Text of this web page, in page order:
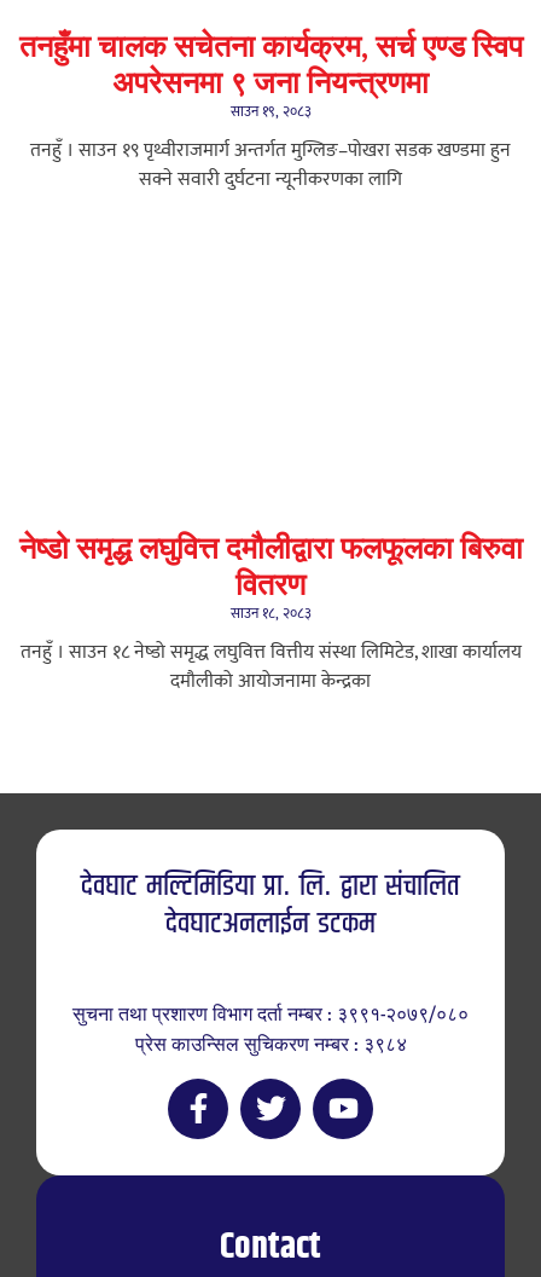
तनहुँमा चालक सचेतना कार्यक्रम, सर्च एण्ड स्विप
अपरेसनमा ९ जना नियन्त्रणमा
साउन १९, २०८३
तनहुँ । साउन १९ पृथ्वीराजमार्ग अन्तर्गत मुग्लिङ–पोखरा सडक खण्डमा हुन
सक्ने सवारी दुर्घटना न्यूनीकरणका लागि
नेष्डो समृद्ध लघुवित्त दमौलीद्वारा फलफूलका बिरुवा
वितरण
साउन १८, २०८३
तनहुँ । साउन १८ नेष्डो समृद्ध लघुवित्त वित्तीय संस्था लिमिटेड, शाखा कार्यालय
दमौलीको आयोजनामा केन्द्रका
देवघाट मल्टिमिडिया प्रा. लि. द्वारा संचालित
देवघाटअनलाईन डटकम
सुचना तथा प्रशारण विभाग दर्ता नम्बर : ३९९१-२०७९/०८०
प्रेस काउन्सिल सुचिकरण नम्बर : ३९८४
Contact